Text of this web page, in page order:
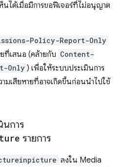
นได้เมื่อมีการขอฟีเจอร์ที่ไม่อนุญาต
Policy-Report-Only
ที่เสนอ (คล้ายกับ Content-
Only ) เพื่อให้ระบบประเมินการ
มเสียหายที่อาจเกิดขึ้นก่อนนำไปใช้
นการ
รายการ
ลงใน Media